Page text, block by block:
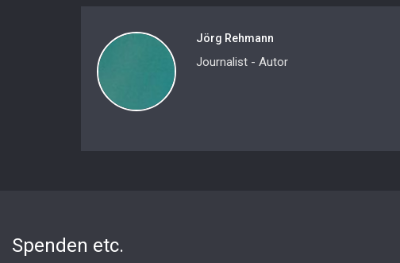
Jörg Rehmann
Journalist - Autor
Spenden etc.